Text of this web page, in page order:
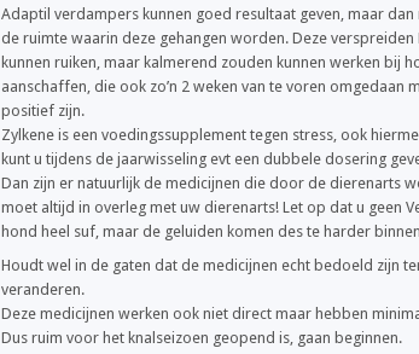
Adaptil verdampers kunnen goed resultaat geven, maar
de ruimte waarin deze gehangen worden. Deze
kunnen ruiken, maar kalmerend zouden kunnen werken bij
aanschaffen, die ook zo’n 2 weken van te voren omgedaan
positief zijn.
Zylkene is een voedingssupplement tegen stress, ook
kunt u tijdens de jaarwisseling evt een dubbele dosering
Dan zijn er natuurlijk de medicijnen die door de dierenarts
moet altijd in overleg met uw dierenarts! Let op dat u geen
hond heel suf, maar de geluiden komen des te harder
Houdt wel in de gaten dat de medicijnen echt bedoeld zijn
veranderen.
Deze medicijnen werken ook niet direct maar hebben
Dus ruim voor het knalseizoen geopend is, gaan beginnen.